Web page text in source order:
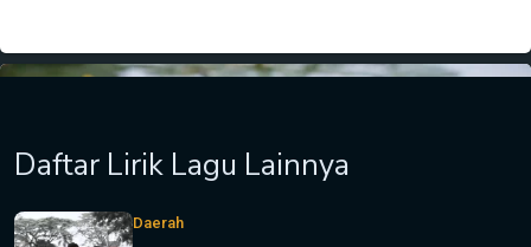
Daftar Lirik Lagu Lainnya
Daerah